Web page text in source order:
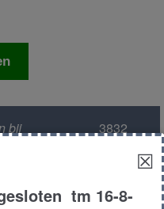
bij
3832
E39
☒
tm 16-8-